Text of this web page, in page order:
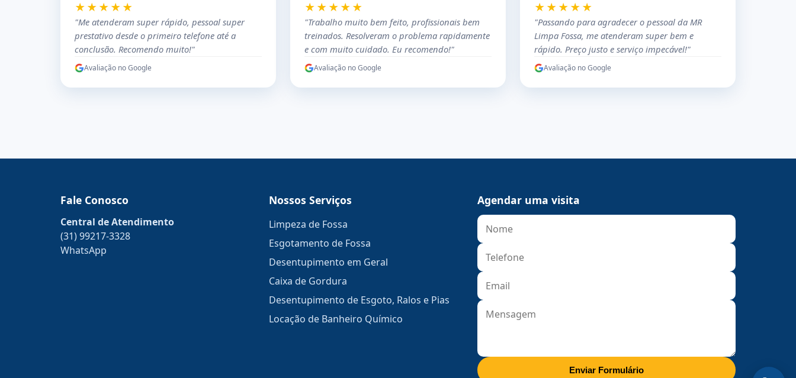
★★★★★
"Me atenderam super rápido, pessoal super
prestativo desde o primeiro telefone até a
conclusão. Recomendo muito!"
Avaliação no Google
★★★★★
"Trabalho muito bem feito, profissionais bem
treinados. Resolveram o problema rapidamente
e com muito cuidado. Eu recomendo!"
Avaliação no Google
★★★★★
"Passando para agradecer o pessoal da MR
Limpa Fossa, me atenderam super bem e
rápido. Preço justo e serviço impecável!"
Avaliação no Google
Fale Conosco
Central de Atendimento
(31) 99217-3328
WhatsApp
Nossos Serviços
Limpeza de Fossa
Esgotamento de Fossa
Desentupimento em Geral
Caixa de Gordura
Desentupimento de Esgoto, Ralos e Pias
Locação de Banheiro Químico
Agendar uma visita
Enviar Formulário